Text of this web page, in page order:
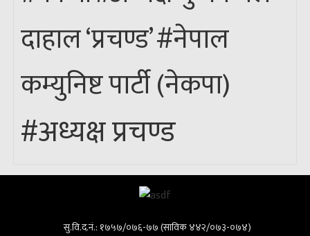
दाहाल ‘प्रचण्ड’#नेपाल
कम्युनिष्ट पार्टी (नेकपा)
#अध्यक्ष प्रचण्ड
सु.वि.द.नं.: १७५७/०७६-७७ (साविक ४४२/०७३-०७४)